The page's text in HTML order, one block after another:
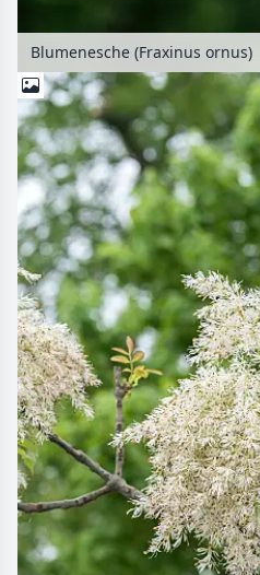
Blumenesche (Fraxinus ornus)